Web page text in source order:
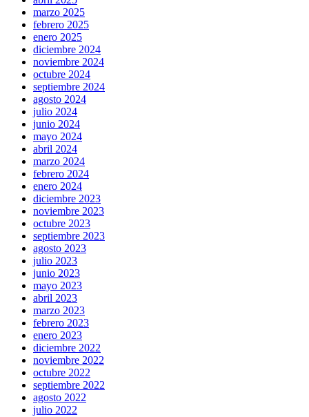
marzo 2025
febrero 2025
enero 2025
diciembre 2024
noviembre 2024
octubre 2024
septiembre 2024
agosto 2024
julio 2024
junio 2024
mayo 2024
abril 2024
marzo 2024
febrero 2024
enero 2024
diciembre 2023
noviembre 2023
octubre 2023
septiembre 2023
agosto 2023
julio 2023
junio 2023
mayo 2023
abril 2023
marzo 2023
febrero 2023
enero 2023
diciembre 2022
noviembre 2022
octubre 2022
septiembre 2022
agosto 2022
julio 2022